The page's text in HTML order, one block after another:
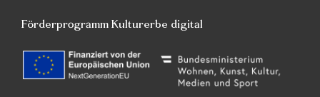
Förderprogramm Kulturerbe digital